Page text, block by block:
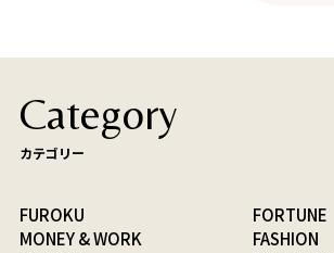
Category
カテゴリー
FUROKU
FORTUNE
MONEY & WORK
FASHION